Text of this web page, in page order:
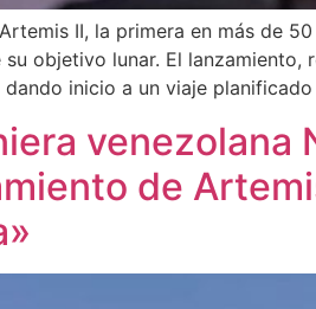
II, la primera en más de
su objetivo lunar. El
dando inicio a un viaje
venezolana
de